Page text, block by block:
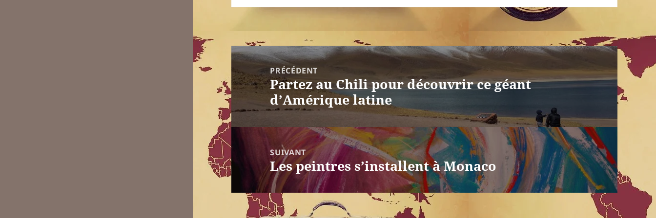
Navigation
de
l’article
PRÉCÉDENT
Article
précédent :
Partez au Chili pour découvrir ce géant
d’Amérique latine
SUIVANT
Article
suivant :
Les peintres s’installent à Monaco